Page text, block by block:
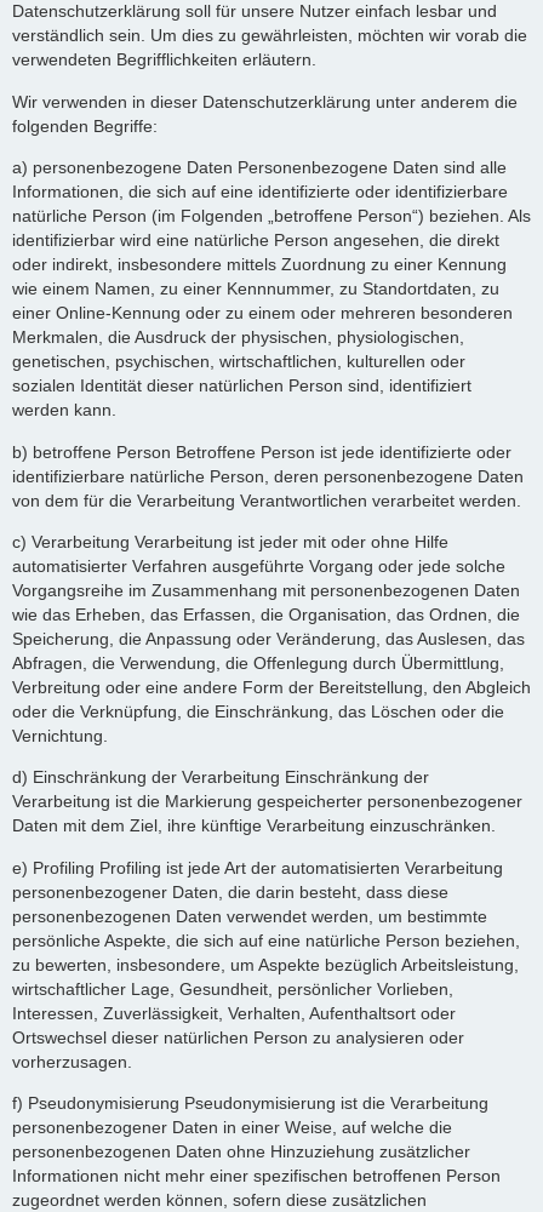
Datenschutzerklärung soll für unsere Nutzer einfach lesbar und
verständlich sein. Um dies zu gewährleisten, möchten wir vorab die
verwendeten Begrifflichkeiten erläutern.
Wir verwenden in dieser Datenschutzerklärung unter anderem die
folgenden Begriffe:
a) personenbezogene Daten Personenbezogene Daten sind alle
Informationen, die sich auf eine identifizierte oder identifizierbare
natürliche Person (im Folgenden „betroffene Person“) beziehen. Als
identifizierbar wird eine natürliche Person angesehen, die direkt
oder indirekt, insbesondere mittels Zuordnung zu einer Kennung
wie einem Namen, zu einer Kennnummer, zu Standortdaten, zu
einer Online-Kennung oder zu einem oder mehreren besonderen
Merkmalen, die Ausdruck der physischen, physiologischen,
genetischen, psychischen, wirtschaftlichen, kulturellen oder
sozialen Identität dieser natürlichen Person sind, identifiziert
werden kann.
b) betroffene Person Betroffene Person ist jede identifizierte oder
identifizierbare natürliche Person, deren personenbezogene Daten
von dem für die Verarbeitung Verantwortlichen verarbeitet werden.
c) Verarbeitung Verarbeitung ist jeder mit oder ohne Hilfe
automatisierter Verfahren ausgeführte Vorgang oder jede solche
Vorgangsreihe im Zusammenhang mit personenbezogenen Daten
wie das Erheben, das Erfassen, die Organisation, das Ordnen, die
Speicherung, die Anpassung oder Veränderung, das Auslesen, das
Abfragen, die Verwendung, die Offenlegung durch Übermittlung,
Verbreitung oder eine andere Form der Bereitstellung, den Abgleich
oder die Verknüpfung, die Einschränkung, das Löschen oder die
Vernichtung.
d) Einschränkung der Verarbeitung Einschränkung der
Verarbeitung ist die Markierung gespeicherter personenbezogener
Daten mit dem Ziel, ihre künftige Verarbeitung einzuschränken.
e) Profiling Profiling ist jede Art der automatisierten Verarbeitung
personenbezogener Daten, die darin besteht, dass diese
personenbezogenen Daten verwendet werden, um bestimmte
persönliche Aspekte, die sich auf eine natürliche Person beziehen,
zu bewerten, insbesondere, um Aspekte bezüglich Arbeitsleistung,
wirtschaftlicher Lage, Gesundheit, persönlicher Vorlieben,
Interessen, Zuverlässigkeit, Verhalten, Aufenthaltsort oder
Ortswechsel dieser natürlichen Person zu analysieren oder
vorherzusagen.
f) Pseudonymisierung Pseudonymisierung ist die Verarbeitung
personenbezogener Daten in einer Weise, auf welche die
personenbezogenen Daten ohne Hinzuziehung zusätzlicher
Informationen nicht mehr einer spezifischen betroffenen Person
zugeordnet werden können, sofern diese zusätzlichen